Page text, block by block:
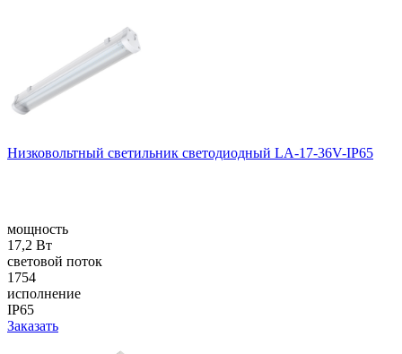
Низковольтный светильник светодиодный LA-17-36V-IP65
мощность
17,2 Вт
световой поток
1754
исполнение
IP65
Заказать